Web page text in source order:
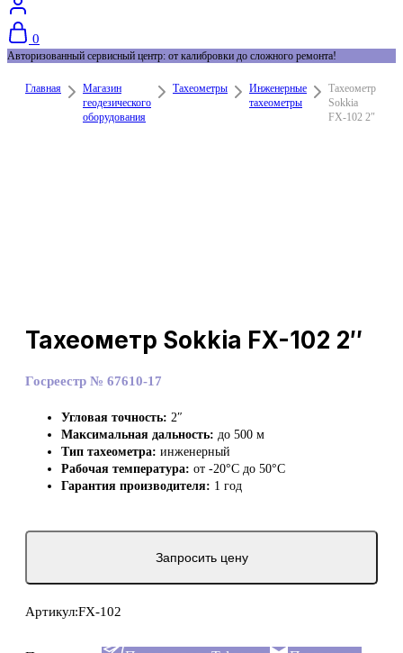
0
Авторизованный сервисный центр: от калибровки до сложного ремонта!
Главная
Магазин
геодезического
оборудования
Тахеометры
Инженерные
тахеометры
Тахеометр
Sokkia
FX-102 2″
Тахеометр Sokkia FX-102 2″
Госреестр № 67610-17
Угловая точность: 2″
Максимальная дальность: до 500 м
Тип тахеометра: инженерный
Рабочая температура: от -20°C до 50°C
Гарантия производителя: 1 год
Запросить цену
Артикул:FX-102